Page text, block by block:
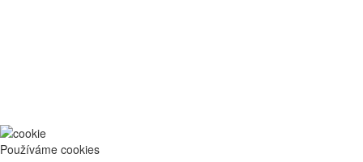
Používáme cookies